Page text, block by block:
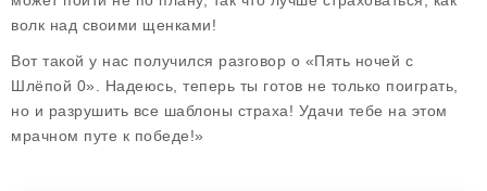
волк над своими щенками!
Вот такой у нас получился разговор о «Пять ночей с
Шлёпой 0». Надеюсь, теперь ты готов не только поиграть,
но и разрушить все шаблоны страха! Удачи тебе на этом
мрачном путе к победе!»